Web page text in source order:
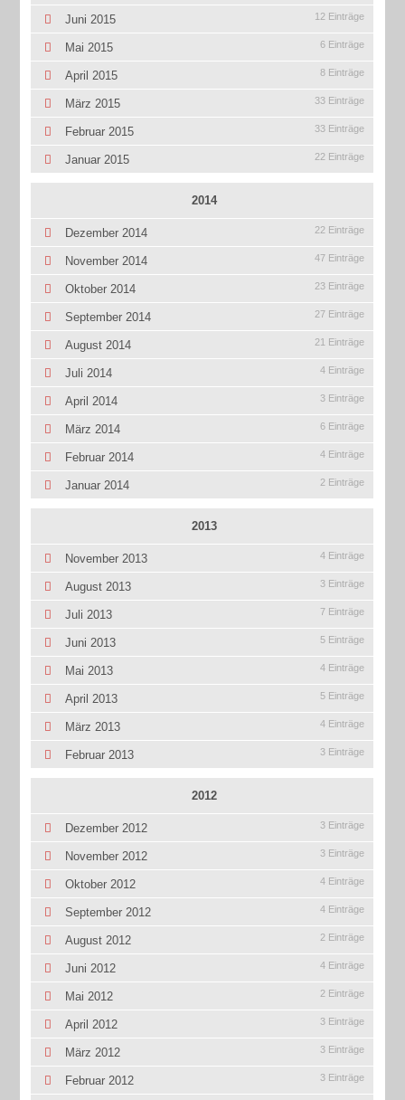
Juni 2015 12 Einträge
Mai 2015 6 Einträge
April 2015 8 Einträge
März 2015 33 Einträge
Februar 2015 33 Einträge
Januar 2015 22 Einträge
2014
Dezember 2014 22 Einträge
November 2014 47 Einträge
Oktober 2014 23 Einträge
September 2014 27 Einträge
August 2014 21 Einträge
Juli 2014 4 Einträge
April 2014 3 Einträge
März 2014 6 Einträge
Februar 2014 4 Einträge
Januar 2014 2 Einträge
2013
November 2013 4 Einträge
August 2013 3 Einträge
Juli 2013 7 Einträge
Juni 2013 5 Einträge
Mai 2013 4 Einträge
April 2013 5 Einträge
März 2013 4 Einträge
Februar 2013 3 Einträge
2012
Dezember 2012 3 Einträge
November 2012 3 Einträge
Oktober 2012 4 Einträge
September 2012 4 Einträge
August 2012 2 Einträge
Juni 2012 4 Einträge
Mai 2012 2 Einträge
April 2012 3 Einträge
März 2012 3 Einträge
Februar 2012 3 Einträge